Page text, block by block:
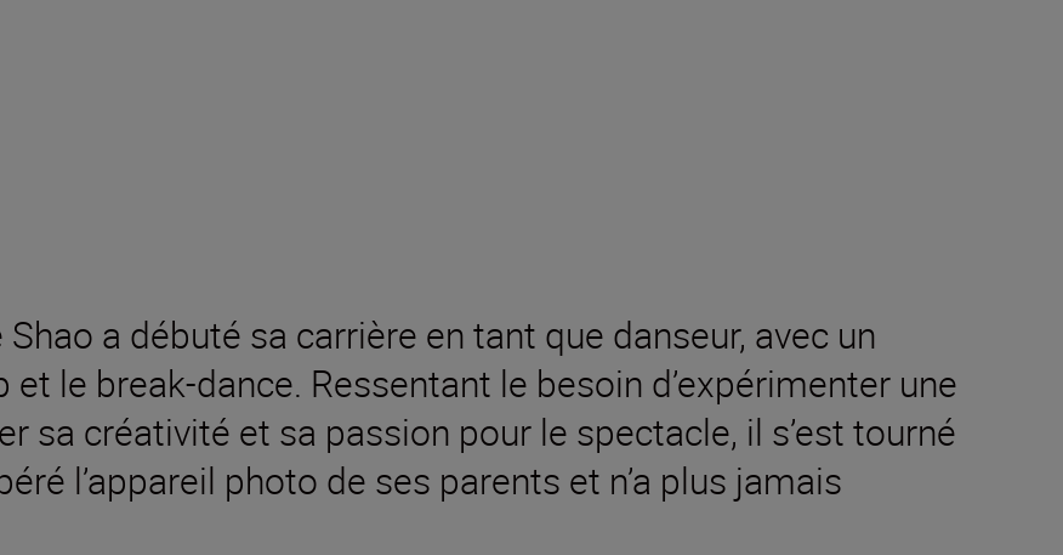
a débuté sa carrière en tant que danseur, avec un
le break-dance. Ressentant le besoin d’expérimenter une
sa créativité et sa passion pour le spectacle, il s’est tourné
l’appareil photo de ses parents et n’a plus jamais